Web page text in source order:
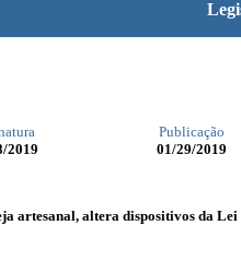
Publicação
2019 01/29/2019
artesanal, altera dispositivos da